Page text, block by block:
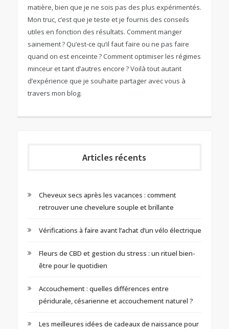
matière, bien que je ne sois pas des plus expérimentés.
Mon truc, c’est que je teste et je fournis des conseils
utiles en fonction des résultats. Comment manger
sainement ? Qu’est-ce qu’il faut faire ou ne pas faire
quand on est enceinte ? Comment optimiser les régimes
minceur et tant d’autres encore ? Voilà tout autant
d’expérience que je souhaite partager avec vous à
travers mon blog.
Articles récents
Cheveux secs après les vacances : comment
retrouver une chevelure souple et brillante
Vérifications à faire avant l’achat d’un vélo électrique
Fleurs de CBD et gestion du stress : un rituel bien-
être pour le quotidien
Accouchement : quelles différences entre
péridurale, césarienne et accouchement naturel ?
Les meilleures idées de cadeaux de naissance pour